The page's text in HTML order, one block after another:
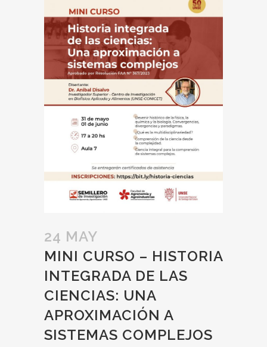
24 MAY
MINI CURSO – HISTORIA
INTEGRADA DE LAS
CIENCIAS: UNA
APROXIMACIÓN A
SISTEMAS COMPLEJOS